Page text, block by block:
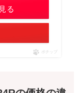
る
ポチップ